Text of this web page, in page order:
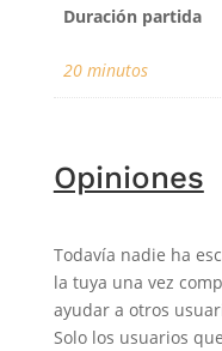
Duración partida
20 minutos
Opiniones
Todavía nadie ha
la tuya una vez
ayudar a otros
Solo los usuarios